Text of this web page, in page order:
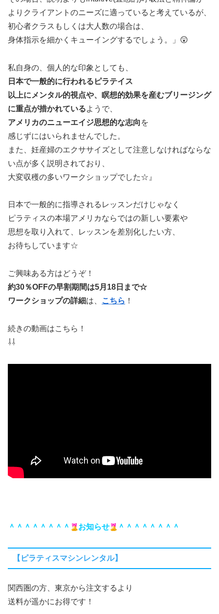
よりクライアントのニーズに適っていると考えているが、
初心者クラスもしくは大人数の場合は、
身体指示を細かくキューイングするでしょう。」😲
私自身の、個人的な印象としても、
日本で一般的に行われるピラテイス
以上にメンタル的視点や、瞑想的効果を産むブリージング
に重点が措かれているようで、
アメリカのニューエイジ思想的な志向 を
感じずにはいられませんでした。
また、妊産婦のエクササイズとして注意しなければならな
い点が多く説明されており、
大変収穫の多いワークショップでした☆』
日本で一般的に指導されるレッスンだけじゃなく
ピラティスの本場アメリカならではの新しい要素や
思想を取り入れて、レッスンを差別化したい方、
お待ちしています☆
ご興味ある方はどうぞ！
約30％OFFの早割期間は5月18日まで☆
ワークショップの詳細は、 こちら ！
続きの動画はこちら！
⇩⇩
＾＾＾＾＾＾＾＾ お知らせ ＾＾＾＾＾＾＾＾
【ピラティスマシンレンタル】
関西圏の方、東京から注文するより
送料が遥かにお得です！